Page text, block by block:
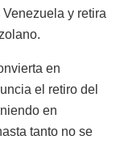
y retira
en
el retiro del
en
tanto no se